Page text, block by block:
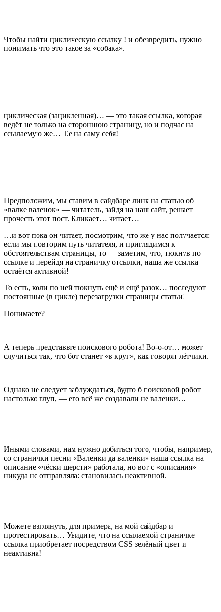
Чтобы найти циклическую ссылку ! и обезвредить, нужно
понимать что это такое за «собака».
циклическая (зацикленная)… — это такая ссылка, которая
ведёт не только на стороннюю страницу, но и подчас на
ссылаемую же… Т.е на саму себя!
Предположим, мы ставим в сайдбаре линк на статью об
«валке валенок» — читатель, зайдя на наш сайт, решает
прочесть этот пост. Кликает… читает…
…и вот пока он читает, посмотрим, что же у нас получается:
если мы повторим путь читателя, и приглядимся к
обстоятельствам страницы, то — заметим, что, тюкнув по
ссылке и перейдя на страничку отсылки, наша же ссылка
остаётся активной!
То есть, коли по ней тюкнуть ещё и ещё разок… последуют
постоянные (в цикле) перезагрузки страницы статьи!
Понимаете?
А теперь представьте поискового робота! Во-о-от… может
случиться так, что бот станет «в круг», как говорят лётчики.
Однако не следует заблуждаться, будто б поисковой робот
настолько глуп, — его всё же создавали не валенки…
Иными словами, нам нужно добиться того, чтобы, например,
со странички песни «Валенки да валенки» наша ссылка на
описание «чёски шерсти» работала, но вот с «описания»
никуда не отправляла: становилась неактивной.
Можете взглянуть, для примера, на мой сайдбар и
протестировать… Увидите, что на ссылаемой страничке
ссылка приобретает посредством CSS зелёный цвет и —
неактивна!